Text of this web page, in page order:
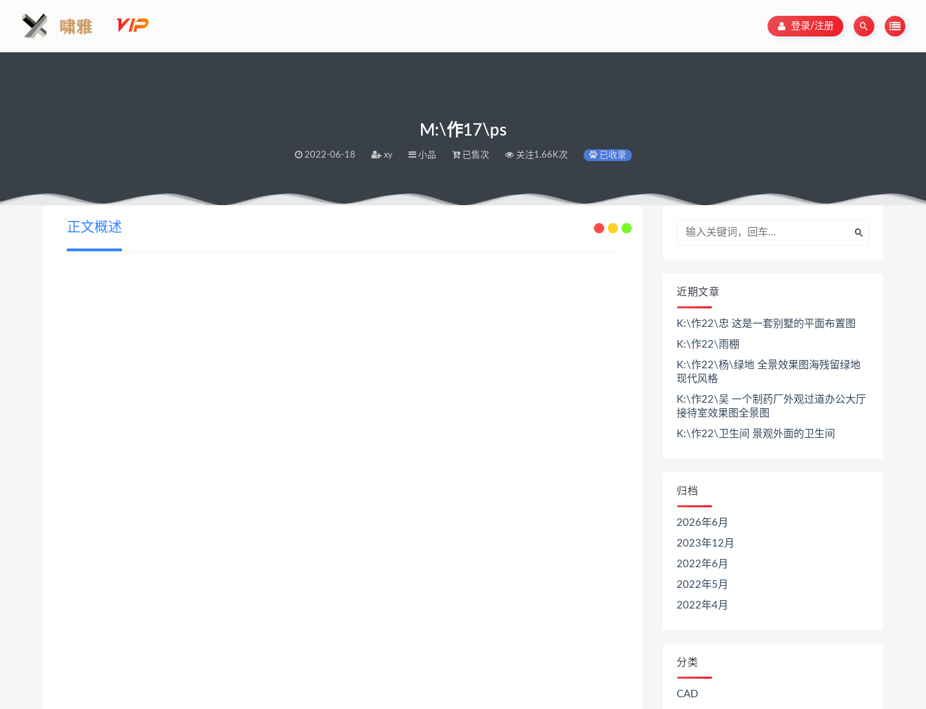
登录/注册
M:\作17\ps
2022-06-18 xy 小品 已售次 关注1.66K次 已收录
正文概述
近期文章
K:\作22\忠 这是一套别墅的平面布置图
K:\作22\雨棚
K:\作22\杨\绿地 全景效果图海残留绿地
现代风格
K:\作22\吴 一个制药厂外观过道办公大厅
接待室效果图全景图
K:\作22\卫生间 景观外面的卫生间
归档
2026年6月
2023年12月
2022年6月
2022年5月
2022年4月
分类
CAD